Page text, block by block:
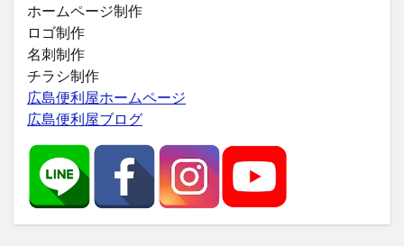
ホームページ制作
ロゴ制作
名刺制作
チラシ制作
広島便利屋ホームページ
広島便利屋ブログ